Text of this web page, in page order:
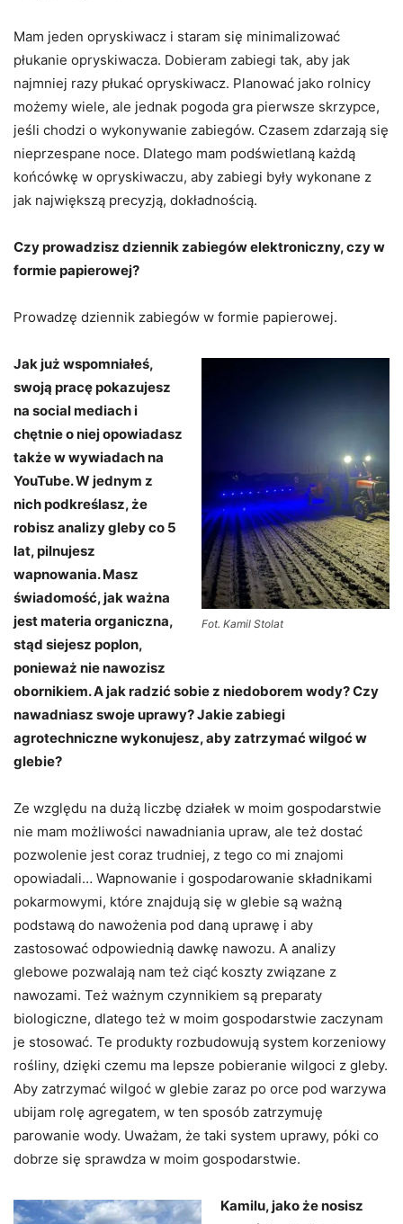
Mam jeden opryskiwacz i staram się minimalizować
płukanie opryskiwacza. Dobieram zabiegi tak, aby jak
najmniej razy płukać opryskiwacz. Planować jako rolnicy
możemy wiele, ale jednak pogoda gra pierwsze skrzypce,
jeśli chodzi o wykonywanie zabiegów. Czasem zdarzają się
nieprzespane noce. Dlatego mam podświetlaną każdą
końcówkę w opryskiwaczu, aby zabiegi były wykonane z
jak największą precyzją, dokładnością.
Czy prowadzisz dziennik zabiegów elektroniczny, czy w
formie papierowej?
Prowadzę dziennik zabiegów w formie papierowej.
Fot. Kamil Stolat
Jak już wspomniałeś,
swoją pracę pokazujesz
na social mediach i
chętnie o niej opowiadasz
także w wywiadach na
YouTube. W jednym z
nich podkreślasz, że
robisz analizy gleby co 5
lat, pilnujesz
wapnowania. Masz
świadomość, jak ważna
jest materia organiczna,
stąd siejesz poplon,
ponieważ nie nawozisz
obornikiem. A jak radzić sobie z niedoborem wody? Czy
nawadniasz swoje uprawy? Jakie zabiegi
agrotechniczne wykonujesz, aby zatrzymać wilgoć w
glebie?
Ze względu na dużą liczbę działek w moim gospodarstwie
nie mam możliwości nawadniania upraw, ale też dostać
pozwolenie jest coraz trudniej, z tego co mi znajomi
opowiadali… Wapnowanie i gospodarowanie składnikami
pokarmowymi, które znajdują się w glebie są ważną
podstawą do nawożenia pod daną uprawę i aby
zastosować odpowiednią dawkę nawozu. A analizy
glebowe pozwalają nam też ciąć koszty związane z
nawozami. Też ważnym czynnikiem są preparaty
biologiczne, dlatego też w moim gospodarstwie zaczynam
je stosować. Te produkty rozbudowują system korzeniowy
rośliny, dzięki czemu ma lepsze pobieranie wilgoci z gleby.
Aby zatrzymać wilgoć w glebie zaraz po orce pod warzywa
ubijam rolę agregatem, w ten sposób zatrzymuję
parowanie wody. Uważam, że taki system uprawy, póki co
dobrze się sprawdza w moim gospodarstwie.
Kamilu, jako że nosisz